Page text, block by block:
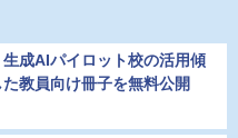
成AIパイロット校の活用傾
教員向け冊子を無料公開